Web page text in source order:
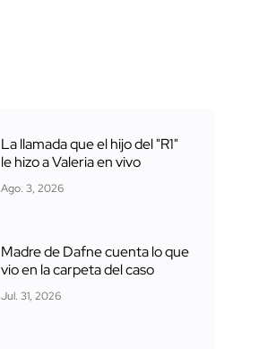
La llamada que el hijo del "R1"
le hizo a Valeria en vivo
Ago. 3, 2026
Madre de Dafne cuenta lo que
vio en la carpeta del caso
Jul. 31, 2026